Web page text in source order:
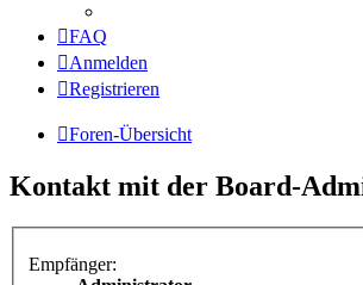
FAQ
Anmelden
Registrieren
Foren-Übersicht
Kontakt mit der Board-
Empfänger: